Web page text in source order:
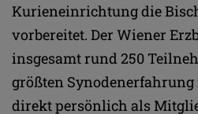
Kurieneinrichtung die
vorbereitet. Der Wiener
insgesamt rund 250
größten Synodenerfahrung
direkt persönlich als